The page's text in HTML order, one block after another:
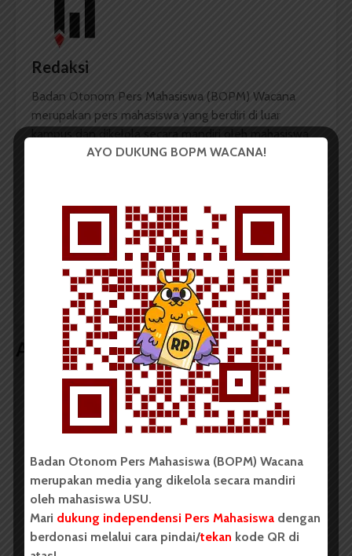
Redaksi
Badan Otonom Pers Mahasiswa (BOPM) Wacana
merupakan pers mahasiswa yang berdiri di luar
kampus dan dikelola secara mandiri oleh mahasiswa
Universitas Sumatera Utara (USU).
SDM Kurang, TPS
Belum Beroperasi
Penuh
Penyerahan Hadiah
Piala Rektor 2014
Ditunda
Artikel terkait lain
BPDP Sosialisasikan Lomba Riset
Mahasiswa 2026, Dorong Inovasi
Penelitian dalam Sektor
Perkebunan
...
AYO DUKUNG BOPM WACANA!
Badan Otonom Pers Mahasiswa (BOPM) Wacana
merupakan media yang dikelola secara mandiri
oleh mahasiswa USU.
Mari dukung independensi Pers Mahasiswa dengan
berdonasi melalui cara pindai/tekan kode QR di